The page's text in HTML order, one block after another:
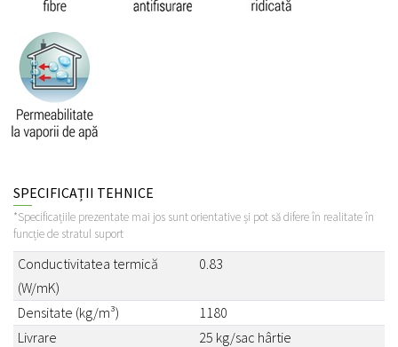
SPECIFICAȚII TEHNICE
*Specificațiile prezentate mai jos sunt orientative și pot să difere în realitate în
funcție de stratul suport
Conductivitatea termică
(W/mK)
0.83
Densitate (kg/m³)
1180
Livrare
25 kg/sac hârtie